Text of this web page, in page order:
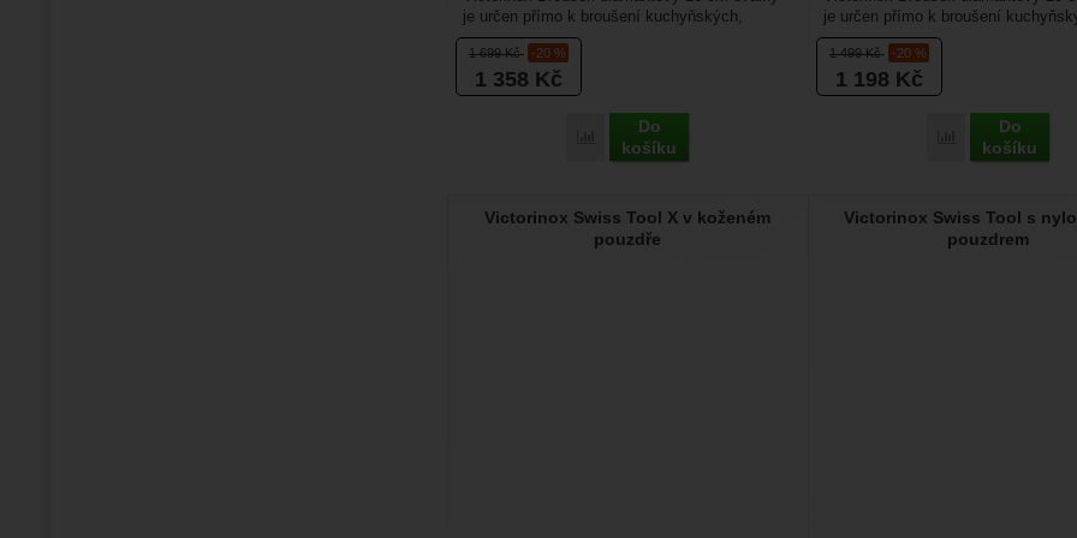
1 699Kč -20 %
1 358 Kč
Přidat 'Victorinox Brousek diamantový 26 cm oválný' k porovnání
Do
košíku
je určen přímo k broušení kuchyňských,
loveckých nožů. Je...
1 499Kč -20 %
1 198 Kč
Přidat
Do
košíku
je určen přímo k broušení
loveckých nožů. Je...
Victorinox Swiss Tool X v koženém
pouzdře
Victorinox Swiss Tool s
pouzdrem